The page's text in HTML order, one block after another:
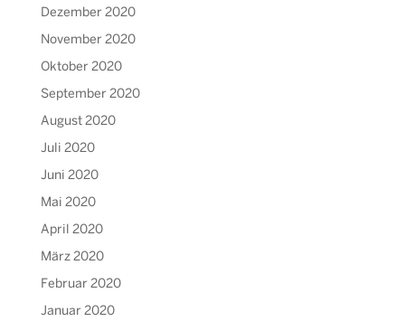
Dezember 2020
November 2020
Oktober 2020
September 2020
August 2020
Juli 2020
Juni 2020
Mai 2020
April 2020
März 2020
Februar 2020
Januar 2020